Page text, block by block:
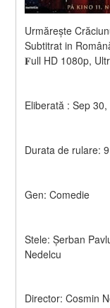
Urmărește
Subtitrat in
𝐅ull HD 1080p,
Eliberată : Sep 30,
Durata de rulare:
Gen: Comedie
Stele: Șerban
Nedelcu
Director: Cosmin